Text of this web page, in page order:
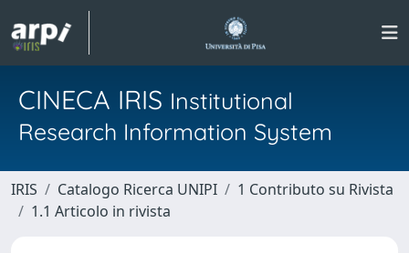
CINECA IRIS Institutional
Research Information System
IRIS Catalogo Ricerca UNIPI
1 Contributo su Rivista
1.1 Articolo in rivista